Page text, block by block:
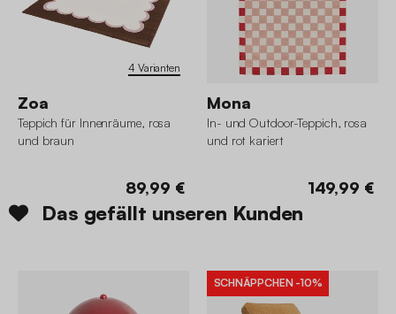
4 Varianten
Zoa
Teppich für Innenräume, rosa
und braun
89,99 €
Mona
In- und Outdoor-Teppich, rosa
und rot kariert
149,99 €
Das gefällt unseren Kunden
SCHNÄPPCHEN -10%